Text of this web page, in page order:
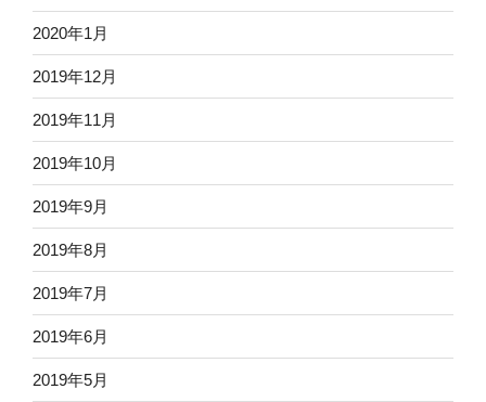
2020年1月
2019年12月
2019年11月
2019年10月
2019年9月
2019年8月
2019年7月
2019年6月
2019年5月